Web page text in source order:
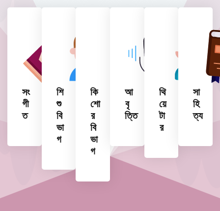
সং
গী
ত
শি
শু
বি
ভা
গ
কি
শো
র
বি
ভা
গ
আ
বৃ
ত্তি
থি
য়ে
টা
র
সা
হি
ত্য